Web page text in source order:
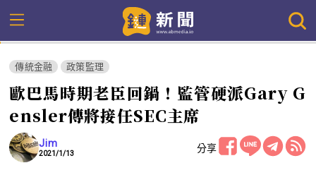
傳統金融 政策監理
歐巴馬時期老臣回鍋！監管硬派Gary G
ensler傳將接任SEC主席
Jim
2021/1/13 分享